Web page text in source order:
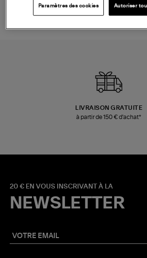
LIVRAISON GRATUITE
à partir de 150 € d'achat*
20 € EN VOUS INSCRIVANT À LA
NEWSLETTER
Paramètres des cookies Autoriser